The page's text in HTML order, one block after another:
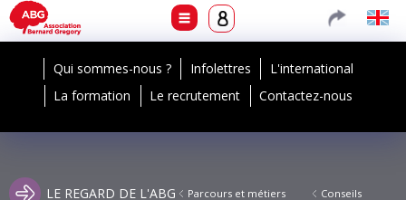
Qui sommes-nous ? Infolettres
L'international
La formation
Le recrutement Contactez-nous
LE REGARD DE L'ABG Parcours et métiers Conseils